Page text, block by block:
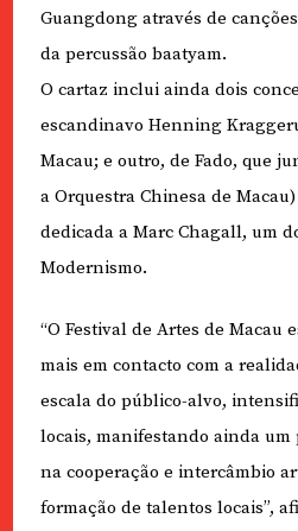
Guangdong através de
da percussão baatyam.
O cartaz inclui ainda dois
escandinavo Henning
Macau; e outro, de Fado, que
a Orquestra Chinesa de
dedicada a Marc Chagall, um
Modernismo.
“O Festival de Artes de Macau
mais em contacto com a
escala do público-alvo,
locais, manifestando ainda
na cooperação e intercâmbio
formação de talentos locais”,